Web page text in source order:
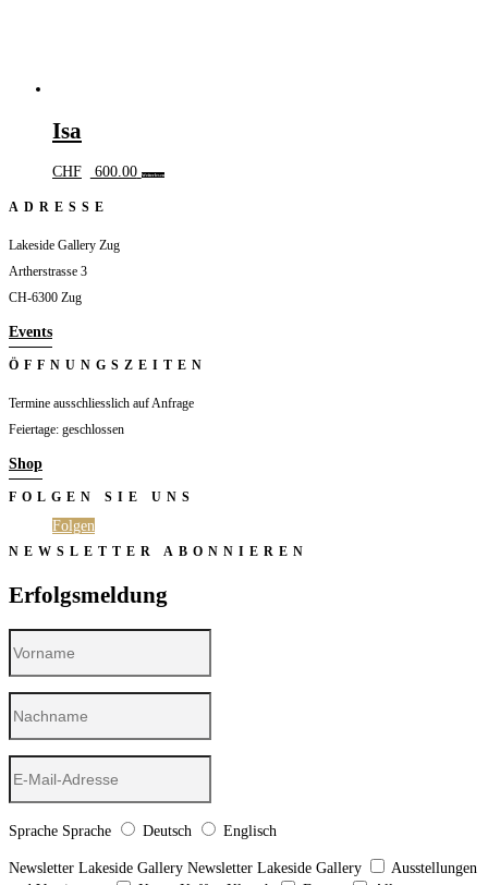
Isa
CHF 600.00 Weiterlesen
ADRESSE
Lakeside Gallery Zug
Artherstrasse 3
CH-6300 Zug
Events
ÖFFNUNGSZEITEN
Termine ausschliesslich auf Anfrage
Feiertage: geschlossen
Shop
FOLGEN SIE UNS
Folgen
NEWSLETTER ABONNIEREN
Erfolgsmeldung
Sprache Sprache Deutsch Englisch
Newsletter Lakeside Gallery Newsletter Lakeside Gallery
Ausstellungen